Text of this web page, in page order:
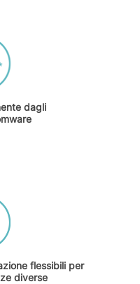
dagli
flessibili per
diverse